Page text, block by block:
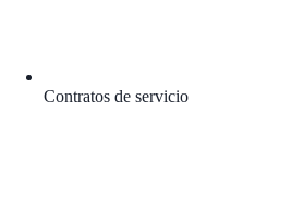
Contratos de servicio